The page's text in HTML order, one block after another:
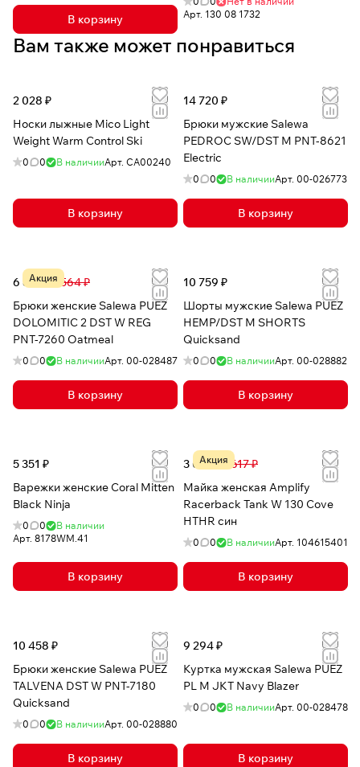
В корзину
Арт. 130 08 1732
Вам также может понравиться
2 028 ₽
Носки лыжные Mico Light
Weight Warm Control Ski
0 0 В наличииАрт. CA00240
В корзину
14 720 ₽
Брюки мужские Salewa
PEDROC SW/DST M PNT-8621
Electric
0 0 В наличииАрт. 00-026773
В корзину
Акция
6 871 ₽8 564 ₽
Брюки женские Salewa PUEZ
DOLOMITIC 2 DST W REG
PNT-7260 Oatmeal
0 0 В наличииАрт. 00-028487
В корзину
10 759 ₽
Шорты мужские Salewa PUEZ
HEMP/DST M SHORTS
Quicksand
0 0 В наличииАрт. 00-028882
В корзину
5 351 ₽
Варежки женские Coral Mitten
Black Ninja
0 0
В наличии
Арт. 8178WM.41
В корзину
Акция
3 057 ₽6 617 ₽
Майка женская Amplify
Racerback Tank W 130 Cove
HTHR син
0 0 В наличииАрт. 104615401
В корзину
10 458 ₽
Брюки женские Salewa PUEZ
TALVENA DST W PNT-7180
Quicksand
0 0 В наличииАрт. 00-028880
В корзину
9 294 ₽
Куртка мужская Salewa PUEZ
PL M JKT Navy Blazer
0 0 В наличииАрт. 00-028478
В корзину